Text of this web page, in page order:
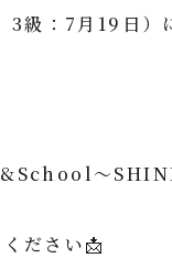
級：7月19日）
～
ださい📩